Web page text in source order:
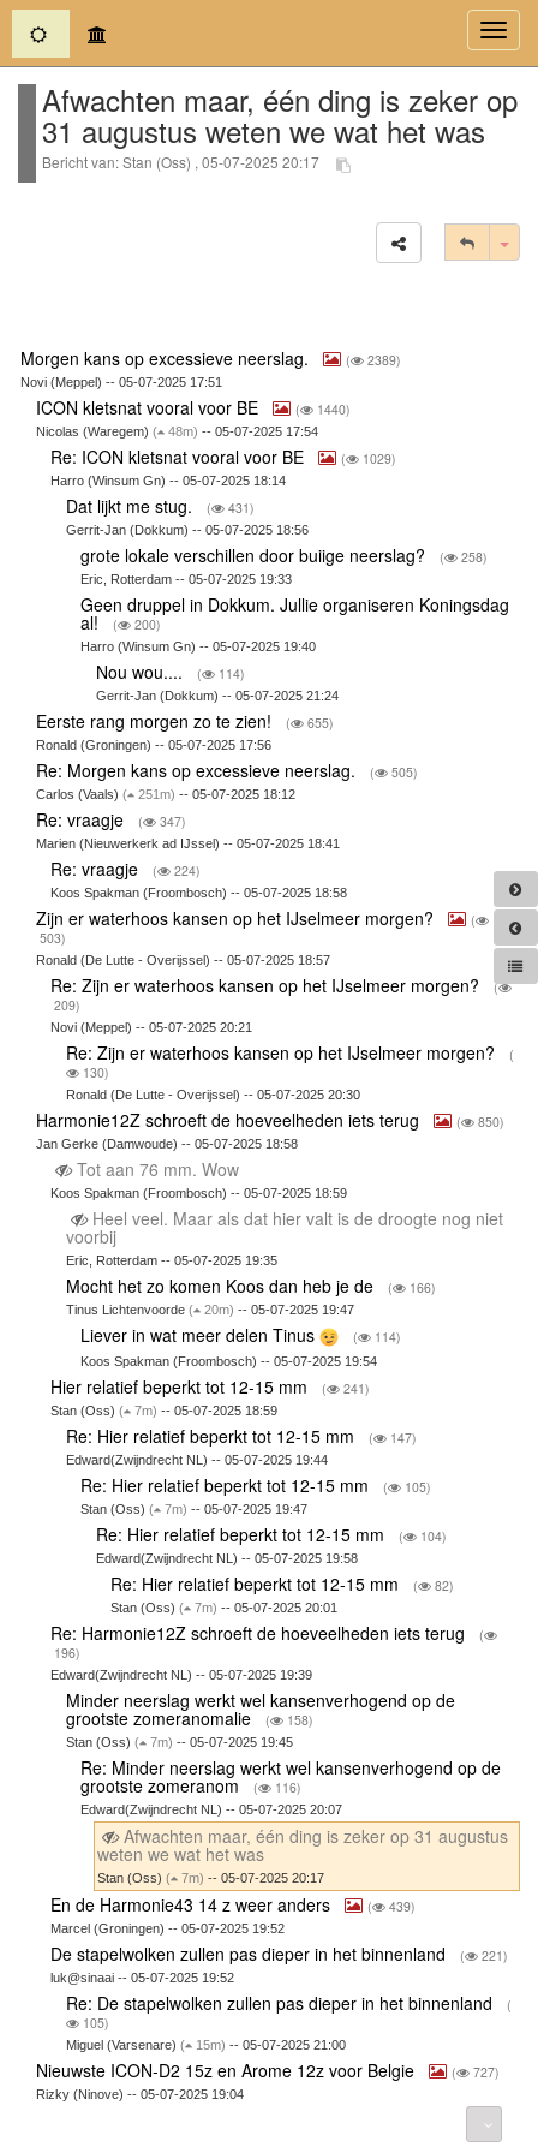
(current)
Afwachten maar, één ding is zeker op
31 augustus weten we wat het was
Bericht van: Stan (Oss) , 05-07-2025 20:17
Morgen kans op excessieve neerslag. ( 2389)
Novi (Meppel) -- 05-07-2025 17:51
ICON kletsnat vooral voor BE ( 1440)
Nicolas (Waregem) ( 48m) -- 05-07-2025 17:54
Re: ICON kletsnat vooral voor BE ( 1029)
Harro (Winsum Gn) -- 05-07-2025 18:14
Dat lijkt me stug. ( 431)
Gerrit-Jan (Dokkum) -- 05-07-2025 18:56
grote lokale verschillen door buiige neerslag? ( 258)
Eric, Rotterdam -- 05-07-2025 19:33
Geen druppel in Dokkum. Jullie organiseren Koningsdag
al! ( 200)
Harro (Winsum Gn) -- 05-07-2025 19:40
Nou wou.... ( 114)
Gerrit-Jan (Dokkum) -- 05-07-2025 21:24
Eerste rang morgen zo te zien! ( 655)
Ronald (Groningen) -- 05-07-2025 17:56
Re: Morgen kans op excessieve neerslag. ( 505)
Carlos (Vaals) ( 251m) -- 05-07-2025 18:12
Re: vraagje ( 347)
Marien (Nieuwerkerk ad IJssel) -- 05-07-2025 18:41
Re: vraagje ( 224)
Koos Spakman (Froombosch) -- 05-07-2025 18:58
Zijn er waterhoos kansen op het IJselmeer morgen?
(
503)
Ronald (De Lutte - Overijssel) -- 05-07-2025 18:57
Re: Zijn er waterhoos kansen op het IJselmeer morgen?
(
209)
Novi (Meppel) -- 05-07-2025 20:21
Re: Zijn er waterhoos kansen op het IJselmeer morgen?
(
130)
Ronald (De Lutte - Overijssel) -- 05-07-2025 20:30
Harmonie12Z schroeft de hoeveelheden iets terug ( 850)
Jan Gerke (Damwoude) -- 05-07-2025 18:58
Tot aan 76 mm. Wow
Koos Spakman (Froombosch) -- 05-07-2025 18:59
Heel veel. Maar als dat hier valt is de droogte nog niet
voorbij
Eric, Rotterdam -- 05-07-2025 19:35
Mocht het zo komen Koos dan heb je de ( 166)
Tinus Lichtenvoorde ( 20m) -- 05-07-2025 19:47
Liever in wat meer delen Tinus ( 114)
Koos Spakman (Froombosch) -- 05-07-2025 19:54
Hier relatief beperkt tot 12-15 mm ( 241)
Stan (Oss)( 7m) -- 05-07-2025 18:59
Re: Hier relatief beperkt tot 12-15 mm ( 147)
Edward(Zwijndrecht NL) -- 05-07-2025 19:44
Re: Hier relatief beperkt tot 12-15 mm ( 105)
Stan (Oss)( 7m) -- 05-07-2025 19:47
Re: Hier relatief beperkt tot 12-15 mm ( 104)
Edward(Zwijndrecht NL) -- 05-07-2025 19:58
Re: Hier relatief beperkt tot 12-15 mm ( 82)
Stan (Oss)( 7m) -- 05-07-2025 20:01
Re: Harmonie12Z schroeft de hoeveelheden iets terug
(
196)
Edward(Zwijndrecht NL) -- 05-07-2025 19:39
Minder neerslag werkt wel kansenverhogend op de
grootste zomeranomalie ( 158)
Stan (Oss) ( 7m) -- 05-07-2025 19:45
Re: Minder neerslag werkt wel kansenverhogend op de
grootste zomeranom ( 116)
Edward(Zwijndrecht NL) -- 05-07-2025 20:07
Afwachten maar, één ding is zeker op 31 augustus
weten we wat het was
Stan (Oss) ( 7m) -- 05-07-2025 20:17
En de Harmonie43 14 z weer anders ( 439)
Marcel (Groningen) -- 05-07-2025 19:52
De stapelwolken zullen pas dieper in het binnenland ( 221)
luk@sinaai -- 05-07-2025 19:52
Re: De stapelwolken zullen pas dieper in het binnenland
(
105)
Miguel (Varsenare) ( 15m) -- 05-07-2025 21:00
Nieuwste ICON-D2 15z en Arome 12z voor Belgie ( 727)
Rizky (Ninove) -- 05-07-2025 19:04